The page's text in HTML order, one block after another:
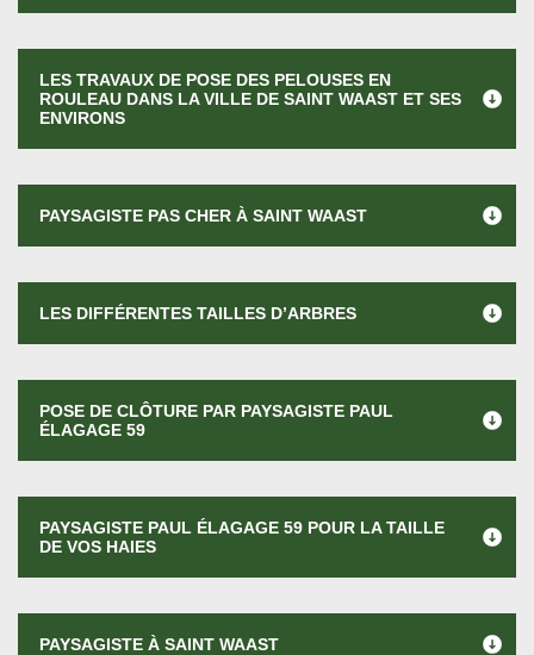
LES TRAVAUX DE POSE DES PELOUSES EN
ROULEAU DANS LA VILLE DE SAINT WAAST ET SES
ENVIRONS
PAYSAGISTE PAS CHER À SAINT WAAST
LES DIFFÉRENTES TAILLES D’ARBRES
POSE DE CLÔTURE PAR PAYSAGISTE PAUL
ÉLAGAGE 59
PAYSAGISTE PAUL ÉLAGAGE 59 POUR LA TAILLE
DE VOS HAIES
PAYSAGISTE À SAINT WAAST